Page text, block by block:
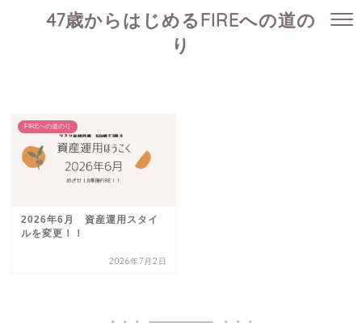
47歳からはじめるFIREへの道の
り
FIREへの道のり
2026年6月 資産運用スタイ
ルを変更！！
2026年7月2日